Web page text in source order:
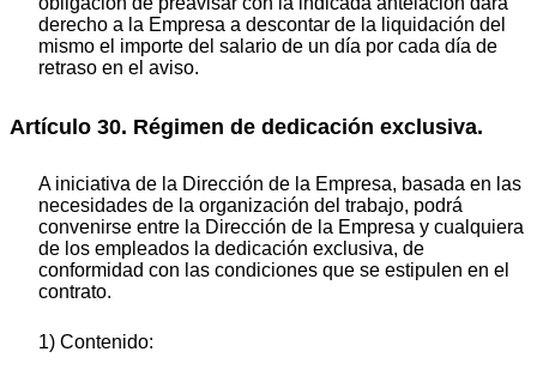
derecho a la Empresa a descontar de la liquidación del
mismo el importe del salario de un día por cada día de
retraso en el aviso.
Artículo 30. Régimen de dedicación exclusiva.
A iniciativa de la Dirección de la Empresa, basada en las
necesidades de la organización del trabajo, podrá
convenirse entre la Dirección de la Empresa y cualquiera
de los empleados la dedicación exclusiva, de
conformidad con las condiciones que se estipulen en el
contrato.
1) Contenido: